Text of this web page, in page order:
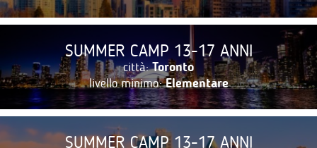
SUMMER CAMP 13-17 ANNI
città:Toronto
livello minimo:Elementare
SUMMER CAMP 13-17 ANNI